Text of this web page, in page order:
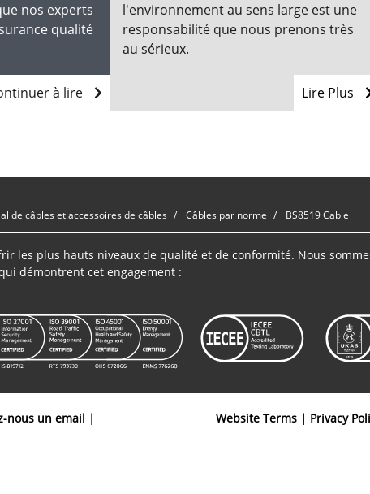
nos experts
qualité
à lire
l'environnement au sens large est une
responsabilité que nous prenons très
au sérieux.
Lire Plus
de câbles et accessoires de câbles Câbles par norme BS8519 Cable
les plus hauts niveaux de qualité et de conformité. Nous
démontrent cet engagement :
nous un email |
Website Terms| Privacy